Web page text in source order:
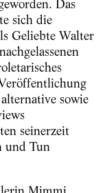
Das
sich die
Geliebte Walter
sowie
seinerzeit
und Tun